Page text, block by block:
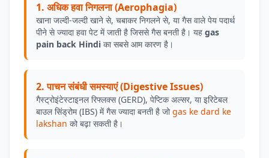
1. अधिक हवा निगलना (Aerophagia)
खाना जल्दी-जल्दी खाने से, चबाकर निगलने से, या गैस वाले पेय पदार्थ
पीने से ज्यादा हवा पेट में जाती है जिससे गैस बनती है। यह gas
pain back Hindi का सबसे आम कारण है।
2. पाचन संबंधी समस्याएं (Digestive Issues)
गैस्ट्रोइंटेस्टाइनल रिफ्लक्स (GERD), पेप्टिक अल्सर, या इरिटेबल
बाउल सिंड्रोम (IBS) में गैस ज्यादा बनती है जोgas ke dard ke
lakshan को बढ़ा सकती है।